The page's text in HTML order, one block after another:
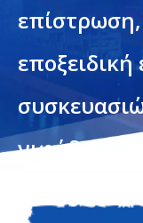
νιφάδες